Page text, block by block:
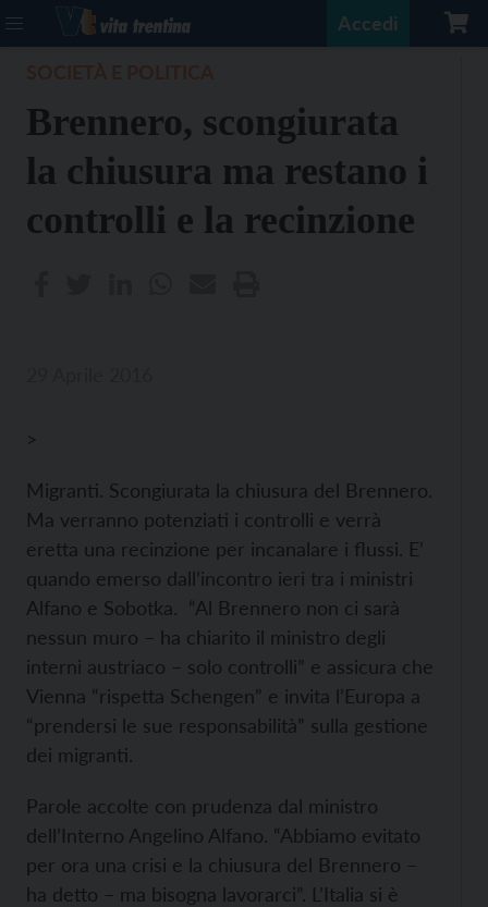
Accedi
Brennero, scongiurata
la chiusura ma restano i
controlli e la recinzione
>
Migranti. Scongiurata la chiusura del Brennero.
Ma verranno potenziati i controlli e verrà
eretta una recinzione per incanalare i flussi. E’
quando emerso dall’incontro ieri tra i ministri
Alfano e Sobotka. “Al Brennero non ci sarà
nessun muro – ha chiarito il ministro degli
interni austriaco – solo controlli” e assicura che
Vienna “rispetta Schengen” e invita l’Europa a
“prendersi le sue responsabilità” sulla gestione
dei migranti.
Parole accolte con prudenza dal ministro
dell’Interno Angelino Alfano. “Abbiamo evitato
per ora una crisi e la chiusura del Brennero –
ha detto – ma bisogna lavorarci”. L’Italia si è